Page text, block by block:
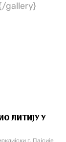
gallery}
ЛИТИЈУ У
г. Пајсије